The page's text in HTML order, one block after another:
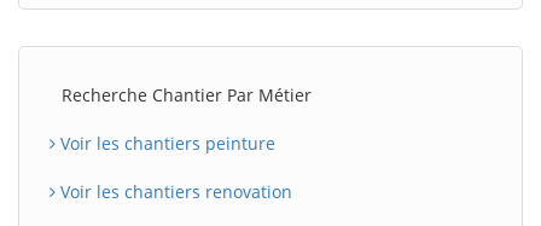
Recherche Chantier Par Métier
Voir les chantiers peinture
Voir les chantiers renovation